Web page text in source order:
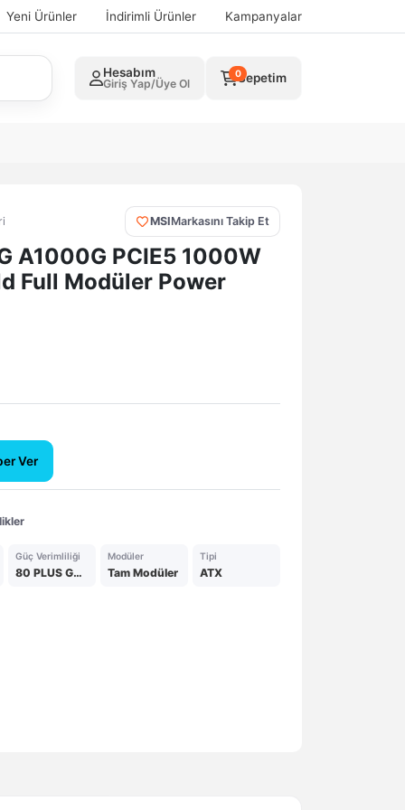
Yeni Ürünler İndirimli Ürünler Kampanyalar
Hesabım
Giriş Yap/Üye Ol Sepetim
0
MSIMarkasını Takip Et
A1000G PCIE5 1000W
Full Modüler Power
Ver
Güç Verimliliği
80 PLUS GOLD
Modüler
Tam Modüler
Tipi
ATX